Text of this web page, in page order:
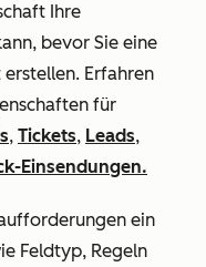
Ihre
bevor Sie eine
Erfahren
für
, Tickets, Leads,
Einsendungen.
ein
Feldtyp, Regeln